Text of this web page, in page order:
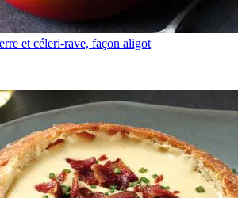
et céleri-rave, façon aligot